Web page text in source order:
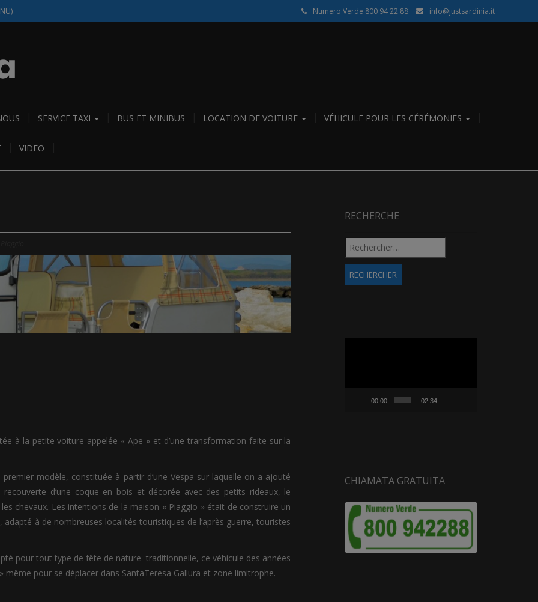
Numero Verde 800 94 22 88 info@justsardinia.it
SERVICE TAXI BUS ET MINIBUS LOCATION DE VOITURE VÉHICULE POUR LES CÉRÉMONIES
VIDEO
à la petite voiture appelée « Ape » et d’une transformation faite sur la
modèle, constituée à partir d’une Vespa sur laquelle on a ajouté
d’une coque en bois et décorée avec des petits rideaux, le
chevaux. Les intentions de la maison « Piaggio » était de construire un
à de nombreuses localités touristiques de l’après guerre, touristes
pour tout type de fête de nature traditionnelle, ce véhicule des années
pour se déplacer dans SantaTeresa Gallura et zone limitrophe.
RECHERCHE
Rechercher :
00:00 02:34
CHIAMATA GRATUITA